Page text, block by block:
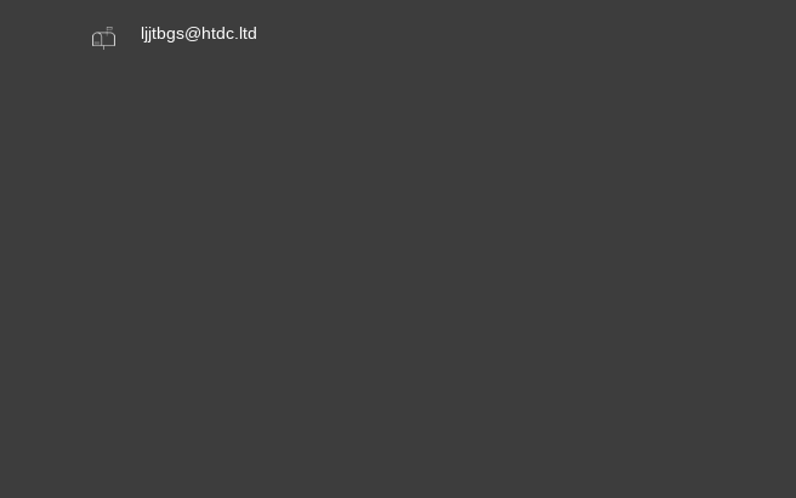
ljjtbgs@htdc.ltd